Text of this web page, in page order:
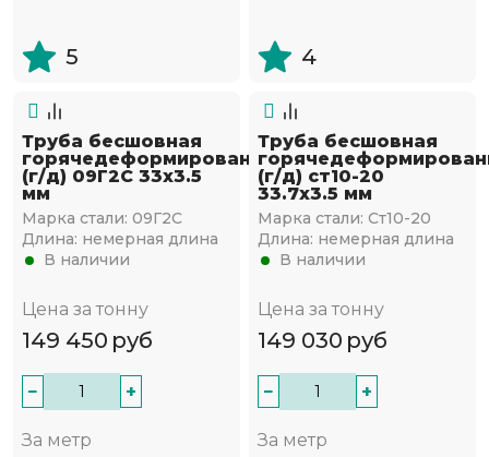
5 4
Труба бесшовная
горячедеформированная
(г/д) 09Г2С 33х3.5
мм
Марка стали: 09Г2С
Длина: немерная длина
В наличии
Цена за тонну
149 450 руб
− +
За метр
Труба бесшовная
(г/д) ст10-20
33.7х3.5 мм
Марка стали: Ст10-20
Длина: немерная длина
В наличии
Цена за тонну
149 030 руб
− +
За метр